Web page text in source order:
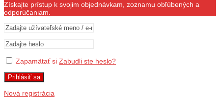
Získajte prístup k svojim objednávkam, zoznamu obľúbených a
odporúčaniam.
Zapamätať si Zabudli ste heslo?
Prihlásiť sa
Nová registrácia